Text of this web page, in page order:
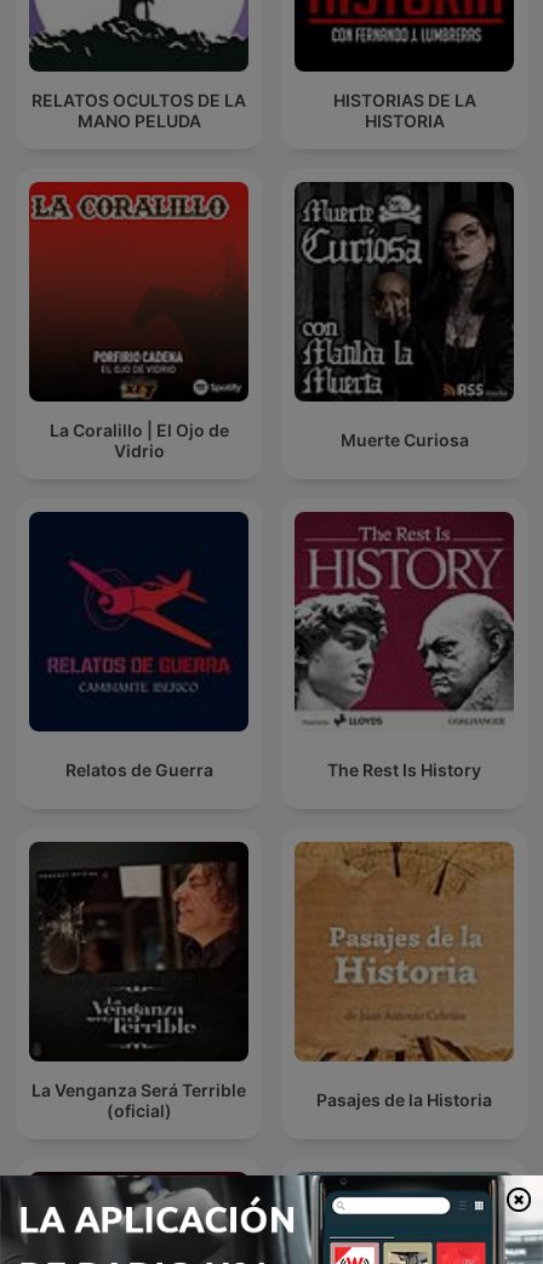
RELATOS OCULTOS DE LA
MANO PELUDA
HISTORIAS DE LA
HISTORIA
La Coralillo | El Ojo de
Vidrio
Muerte Curiosa
Relatos de Guerra The Rest Is History
La Venganza Será Terrible
(oficial)
Pasajes de la Historia